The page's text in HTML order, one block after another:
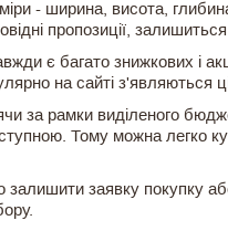
- ширина, висота,
пропозиції,
є багато знижкових і
на сайті з'являються
за рамки виділеного
Тому можна легко
заявку покупку